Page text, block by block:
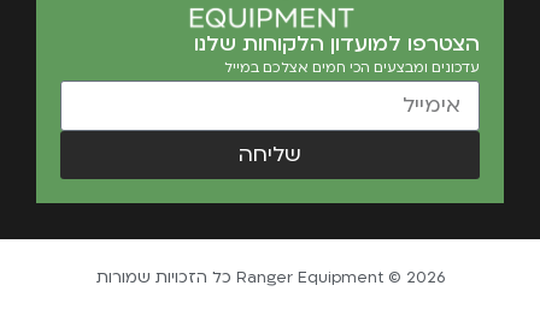
הצטרפו למועדון הלקוחות שלנו
עדכונים ומבצעים הכי חמים אצלכם במייל
שליחה
Ranger Equipment © 2026 כל הזכויות שמורות